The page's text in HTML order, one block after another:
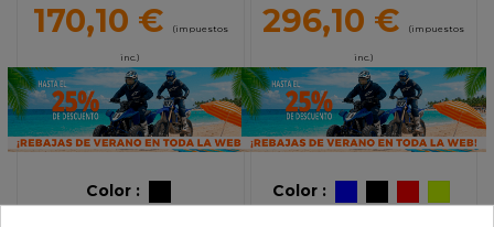
170,10 € (impuestos
inc.)
Color :
296,10 € (impuestos
inc.)
Color :